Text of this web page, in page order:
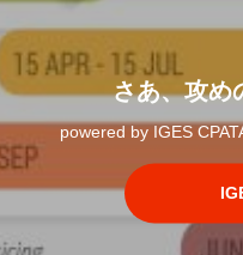
さあ、攻め
powered by IGES